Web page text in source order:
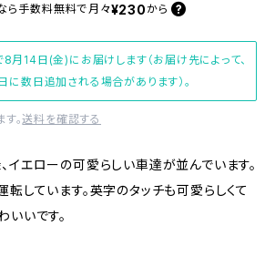
ら 手数料無料で 月々¥230 から
月14日(金)にお届けします（お届け先によって、
に数日追加される場合があります）。
。送料を確認する
イエローの可愛らしい車達が並んでいます。
転しています。英字のタッチも可愛らしくて
いいです。